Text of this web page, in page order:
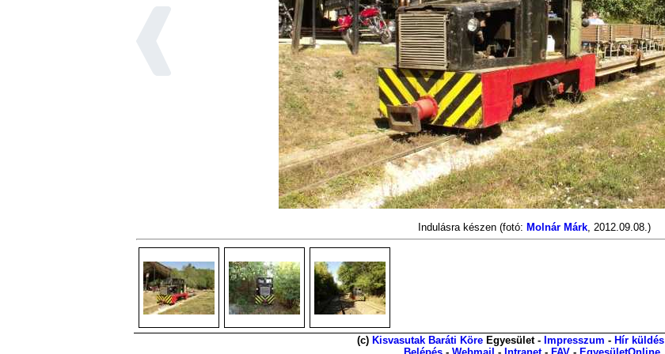
Indulásra készen (fotó: Molnár Márk, 2012.09.08.)
(c) Kisvasutak Baráti Köre Egyesület - Impresszum - Hír küldés